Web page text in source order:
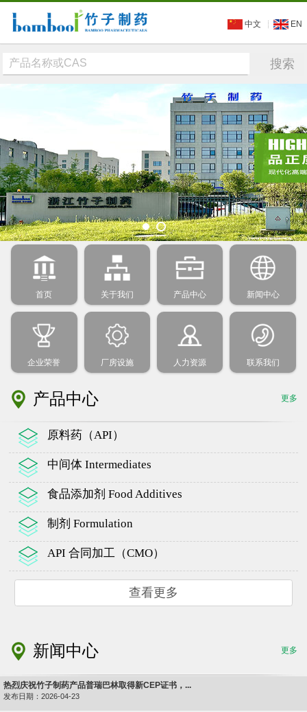
中文 EN
首页 关于我们 产品中心 新闻中心
企业荣誉 厂房设施 人力资源 联系我们
产品中心 更多
原料药（API）
中间体 Intermediates
食品添加剂 Food Additives
制剂 Formulation
API 合同加工（CMO）
查看更多
新闻中心 更多
热烈庆祝竹子制药产品普瑞巴林取得新CEP证书，...
发布日期：2026-04-23